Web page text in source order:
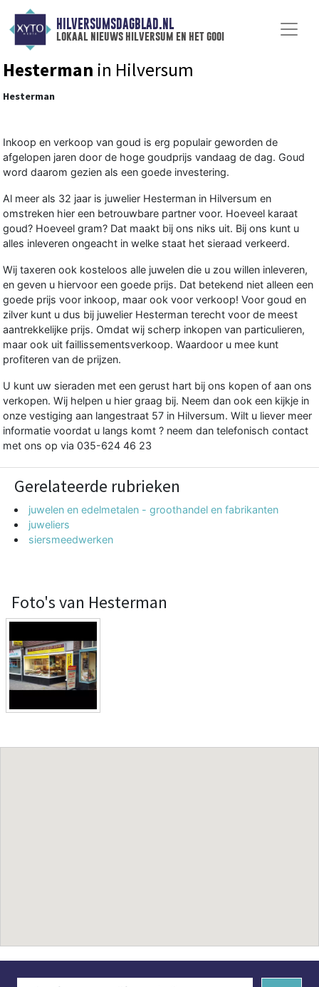
HILVERSUMSDAGBLAD.NL
lokaal nieuws hilversum en het gooi
Hesterman in Hilversum
Hesterman
Inkoop en verkoop van goud is erg populair geworden de
afgelopen jaren door de hoge goudprijs vandaag de dag. Goud
word daarom gezien als een goede investering.
Al meer als 32 jaar is juwelier Hesterman in Hilversum en
omstreken hier een betrouwbare partner voor. Hoeveel karaat
goud? Hoeveel gram? Dat maakt bij ons niks uit. Bij ons kunt u
alles inleveren ongeacht in welke staat het sieraad verkeerd.
Wij taxeren ook kosteloos alle juwelen die u zou willen inleveren,
en geven u hiervoor een goede prijs. Dat betekend niet alleen een
goede prijs voor inkoop, maar ook voor verkoop! Voor goud en
zilver kunt u dus bij juwelier Hesterman terecht voor de meest
aantrekkelijke prijs. Omdat wij scherp inkopen van particulieren,
maar ook uit faillissementsverkoop. Waardoor u mee kunt
profiteren van de prijzen.
U kunt uw sieraden met een gerust hart bij ons kopen of aan ons
verkopen. Wij helpen u hier graag bij. Neem dan ook een kijkje in
onze vestiging aan langestraat 57 in Hilversum. Wilt u liever meer
informatie voordat u langs komt ? neem dan telefonisch contact
met ons op via 035-624 46 23
Gerelateerde rubrieken
juwelen en edelmetalen - groothandel en fabrikanten
juweliers
siersmeedwerken
Foto's van Hesterman